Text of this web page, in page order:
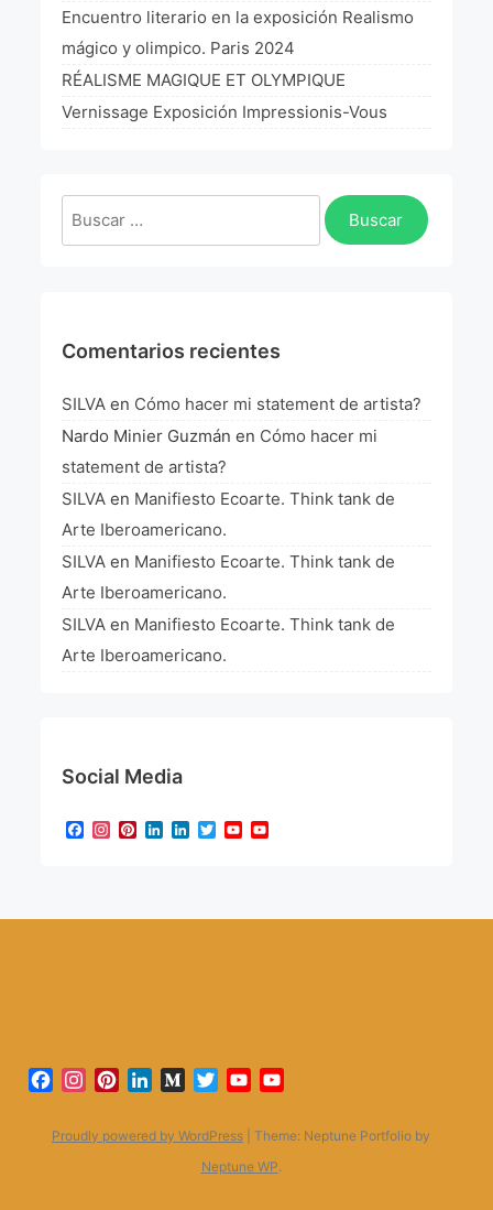
Reflecting Source. NY 2019
«Sincronías con sentido» Bogotá Colombia 2019
«Huellas trashumantes» New York 2018
La Fórmula Científica Del Arte
Association Paris
Fundación Colombia
Blog
Encuentro literario en la exposición Realismo
mágico y olimpico. Paris 2024
RÉALISME MAGIQUE ET OLYMPIQUE
Vernissage Exposición Impressionis-Vous
Buscar:
Comentarios recientes
SILVA en Cómo hacer mi statement de artista?
Nardo Minier Guzmán en Cómo hacer mi
statement de artista?
SILVA en Manifiesto Ecoarte. Think tank de
Arte Iberoamericano.
SILVA en Manifiesto Ecoarte. Think tank de
Arte Iberoamericano.
SILVA en Manifiesto Ecoarte. Think tank de
Arte Iberoamericano.
Social Media
Facebook
Instagram
Pinterest
LinkedIn
LinkedIn
TwitterYouTube
Facebook
Instagram
PinterestLinkedInMediumTwitterYouTube
Proudly powered by WordPress
Theme: Neptune Portfolio by
Neptune WP.